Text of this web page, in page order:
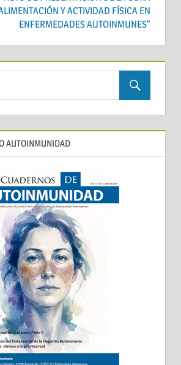
Y ACTIVIDAD FÍSICA EN
ENFERMEDADES AUTOINMUNES”
AUTOINMUNIDAD